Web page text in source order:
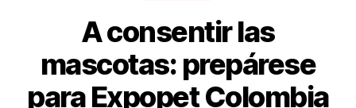
A consentir las
mascotas: prepárese
para Expopet Colombia